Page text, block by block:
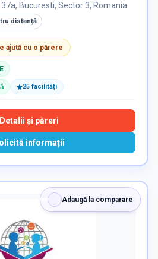
Bucuresti, Sector 3, Romania
distanță
ajută cu o părere
25 facilități
Detalii și păreri
informații
Adaugă la comparare